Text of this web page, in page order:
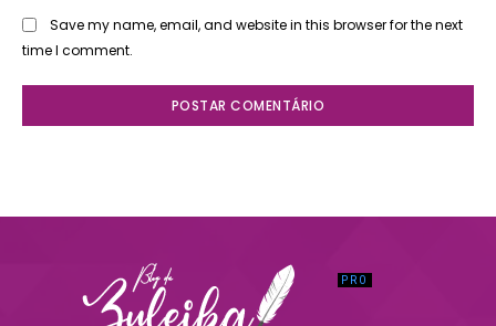
Save my name, email, and website in this browser for the next
time I comment.